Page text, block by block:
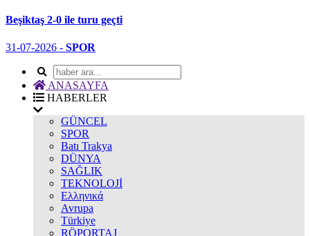
Beşiktaş 2-0 ile turu geçti
31-07-2026 - SPOR
ANASAYFA
HABERLER
GÜNCEL
SPOR
Batı Trakya
DÜNYA
SAĞLIK
TEKNOLOJİ
Ελληνικά
Avrupa
Türkiye
RÖPORTAJ